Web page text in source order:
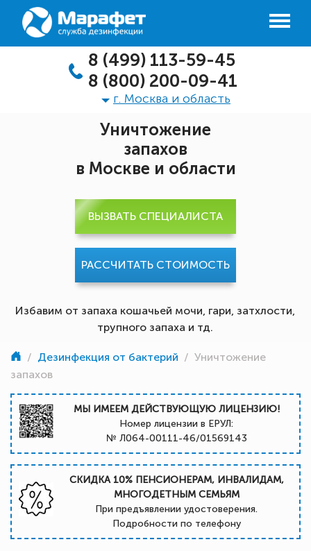
8 (499) 113-59-45
8 (800) 200-09-41
г. Москва и область
Уничтожение
запахов
в Москве и области
Избавим от запаха кошачьей мочи, гари, затхлости,
трупного запаха и тд.
ВЫЗВАТЬ СПЕЦИАЛИСТА
РАССЧИТАТЬ СТОИМОСТЬ
/ Дезинфекция от бактерий / Уничтожение
запахов
МЫ ИМЕЕМ ДЕЙСТВУЮЩУЮ ЛИЦЕНЗИЮ!
Номер лицензии в ЕРУЛ:
№ Л064-00111-46/01569143
СКИДКА 10% ПЕНСИОНЕРАМ, ИНВАЛИДАМ,
МНОГОДЕТНЫМ СЕМЬЯМ
При предъявлении удостоверения.
Подробности по телефону